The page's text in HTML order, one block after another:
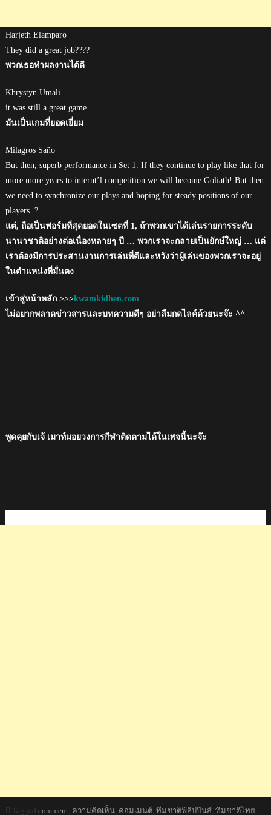
Harjeth Elamparo
They did a great job????
พวกเธอทำผลงานได้ดี
Khrystyn Umali
it was still a great game
มันเป็นเกมที่ยอดเยี่ยม
Milagros Saño
But then, superb performance in Set 1. If they continue to play like that for
more more years to internt’l competition we will become Goliath! But then
we need to synchronize our plays and hoping for steady positions of our
players. ?
แต่, ถือเป็นฟอร์มที่สุดยอดในเซตที่ 1, ถ้าพวกเขาได้เล่นรายการระดับ
นานาชาติอย่างต่อเนื่องหลายๆ ปี … พวกเราจะกลายเป็นยักษ์ใหญ่ … แต่
เราต้องมีการประสานงานการเล่นที่ดีและหวังว่าผู้เล่นของพวกเราจะอยู่
ในตำแหน่งที่มั่นคง
เข้าสู่หน้าหลัก >>>kwamkidhen.com
ไม่อยากพลาดข่าวสารและบทความดีๆ อย่าลืมกดไลค์ด้วยนะจ๊ะ ^^
พูดคุยกับเจ้ เมาท์มอยวงการกีฬาติดตามได้ในเพจนี้นะจ๊ะ
Tagged comment ความคิดเห็น, คอมเมนต์, ทีมชาติฟิลิปปินส์, ทีมชาติไทย